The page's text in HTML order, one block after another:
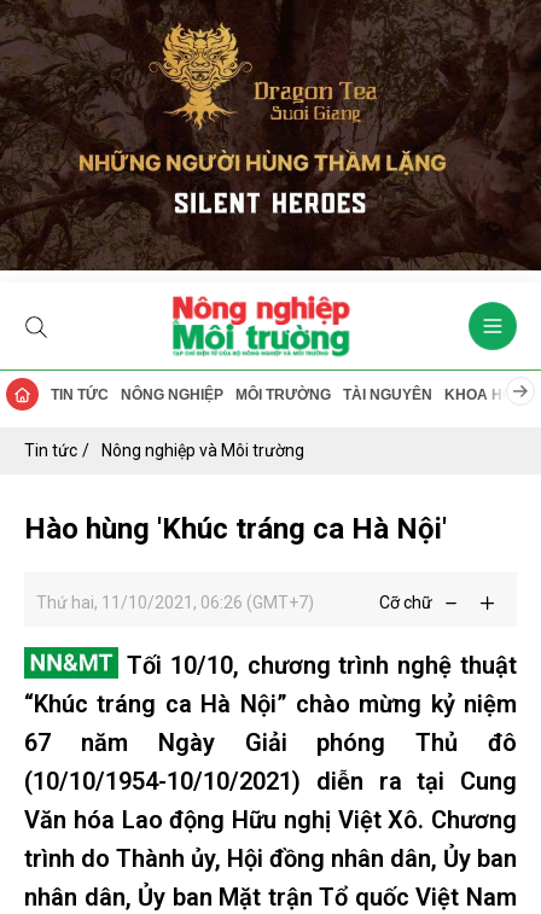
TIN TỨC NÔNG NGHIỆP MÔI TRƯỜNG TÀI NGUYÊN KHOA HỌC
Tin tức Nông nghiệp và Môi trường
Hào hùng 'Khúc tráng ca Hà Nội'
Thứ hai, 11/10/2021, 06:26 (GMT+7) Cỡ chữ
Tối 10/10, chương trình nghệ thuật
“Khúc tráng ca Hà Nội” chào mừng kỷ niệm
67 năm Ngày Giải phóng Thủ đô
(10/10/1954-10/10/2021) diễn ra tại Cung
Văn hóa Lao động Hữu nghị Việt Xô. Chương
trình do Thành ủy, Hội đồng nhân dân, Ủy ban
nhân dân, Ủy ban Mặt trận Tổ quốc Việt Nam